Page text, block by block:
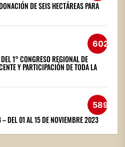
DE SEIS HECTÁREAS PARA
602
1° CONGRESO REGIONAL DE
Y PARTICIPACIÓN DE TODA LA
589
DEL 01 AL 15 DE NOVIEMBRE 2023